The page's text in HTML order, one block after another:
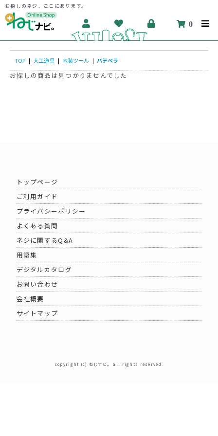
お探しのネジ、ここにあります。
0
TOP | 大工道具 | 内装ツール | パテベラ
お探しの商品は見つかりませんでした
トップページ
ご利用ガイド
プライバシーポリシー
よくある質問
ネジに関するQ&A
用語集
デジタルカタログ
お問い合わせ
会社概要
サイトマップ
copyright (c) ねじナビ。 all rights reserved.